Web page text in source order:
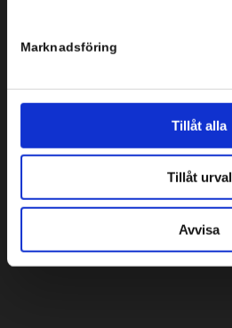
Marknadsföring
Tillåt alla
Tillåt urval
Avvisa
Bredgränd 2
Tel: +46 8 554 434 10